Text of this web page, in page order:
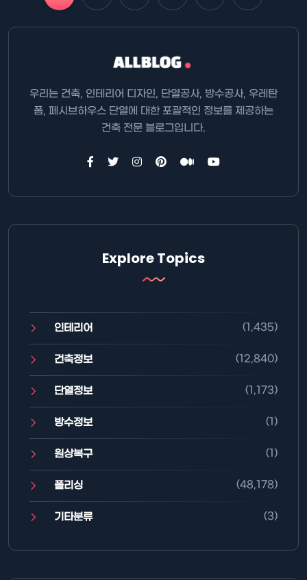
우리는 건축, 인테리어 디자인, 단열공사, 방수공사, 우레탄
폼, 페시브하우스 단열에 대한 포괄적인 정보를 제공하는
건축 전문 블로그입니다.
Explore Topics
인테리어 (1,435)
건축정보 (12,840)
단열정보 (1,173)
방수정보 (1)
원상복구 (1)
폴리싱 (48,178)
기타분류 (3)